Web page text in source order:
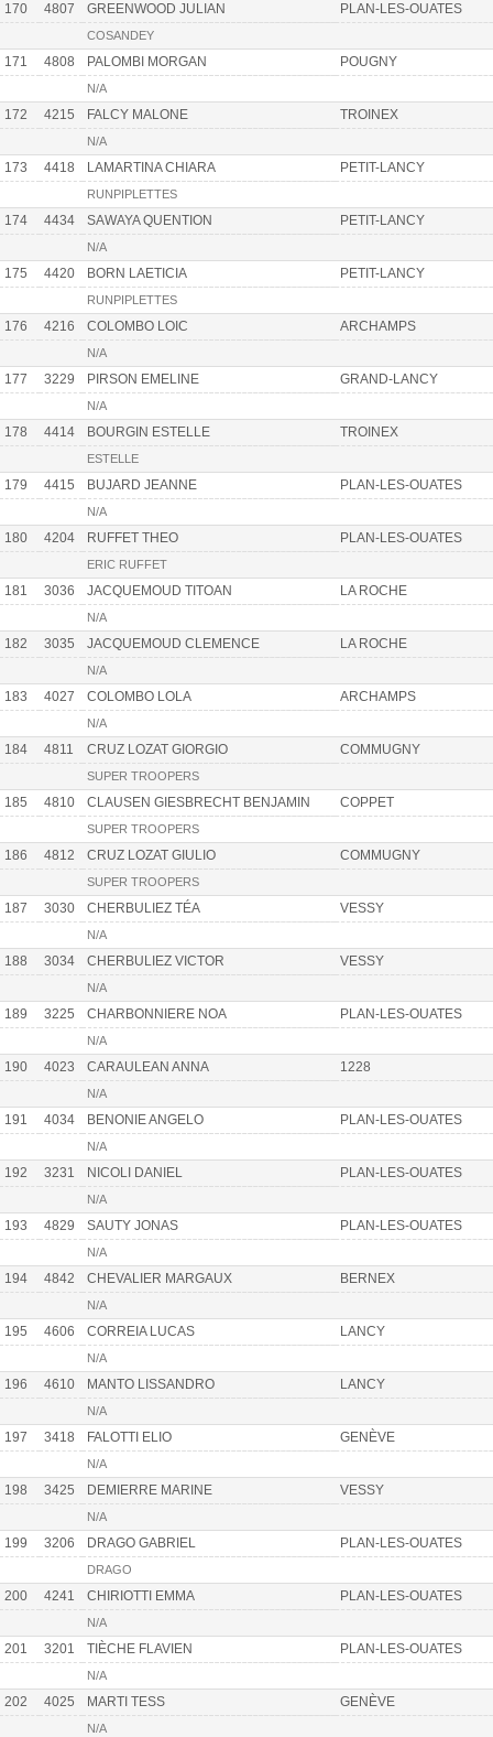
170 4807 GREENWOOD JULIAN PLAN-LES-OUATES
COSANDEY
171 4808 PALOMBI MORGAN POUGNY
N/A
172 4215 FALCY MALONE TROINEX
N/A
173 4418 LAMARTINA CHIARA PETIT-LANCY
RUNPIPLETTES
174 4434 SAWAYA QUENTION PETIT-LANCY
N/A
175 4420 BORN LAETICIA PETIT-LANCY
RUNPIPLETTES
176 4216 COLOMBO LOIC ARCHAMPS
N/A
177 3229 PIRSON EMELINE GRAND-LANCY
N/A
178 4414 BOURGIN ESTELLE TROINEX
ESTELLE
179 4415 BUJARD JEANNE PLAN-LES-OUATES
N/A
180 4204 RUFFET THEO PLAN-LES-OUATES
ERIC RUFFET
181 3036 JACQUEMOUD TITOAN LA ROCHE
N/A
182 3035 JACQUEMOUD CLEMENCE LA ROCHE
N/A
183 4027 COLOMBO LOLA ARCHAMPS
N/A
184 4811 CRUZ LOZAT GIORGIO COMMUGNY
SUPER TROOPERS
185 4810 CLAUSEN GIESBRECHT BENJAMIN COPPET
SUPER TROOPERS
186 4812 CRUZ LOZAT GIULIO COMMUGNY
SUPER TROOPERS
187 3030 CHERBULIEZ TÉA VESSY
N/A
188 3034 CHERBULIEZ VICTOR VESSY
N/A
189 3225 CHARBONNIERE NOA PLAN-LES-OUATES
N/A
190 4023 CARAULEAN ANNA 1228
N/A
191 4034 BENONIE ANGELO PLAN-LES-OUATES
N/A
192 3231 NICOLI DANIEL PLAN-LES-OUATES
N/A
193 4829 SAUTY JONAS PLAN-LES-OUATES
N/A
194 4842 CHEVALIER MARGAUX BERNEX
N/A
195 4606 CORREIA LUCAS LANCY
N/A
196 4610 MANTO LISSANDRO LANCY
N/A
197 3418 FALOTTI ELIO GENÈVE
N/A
198 3425 DEMIERRE MARINE VESSY
N/A
199 3206 DRAGO GABRIEL PLAN-LES-OUATES
DRAGO
200 4241 CHIRIOTTI EMMA PLAN-LES-OUATES
N/A
201 3201 TIÈCHE FLAVIEN PLAN-LES-OUATES
N/A
202 4025 MARTI TESS GENÈVE
N/A